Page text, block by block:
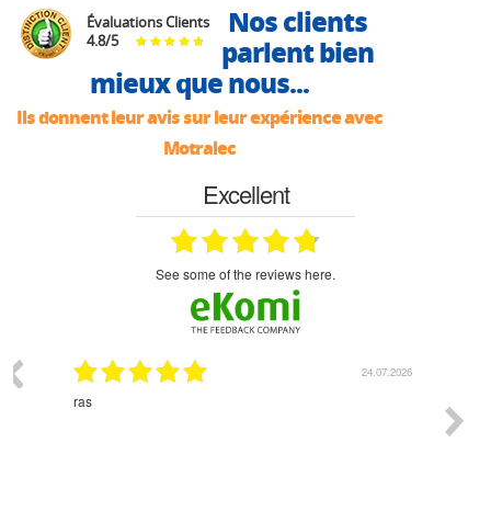
Évaluations Clients
4.8/5
Nos clients
parlent bien
mieux que nous...
Ils donnent leur avis sur leur expérience avec
Motralec
Excellent
see some of the reviews here.
24.07.2026
ras